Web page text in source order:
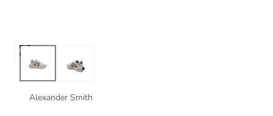
les
médias
Alexander Smith